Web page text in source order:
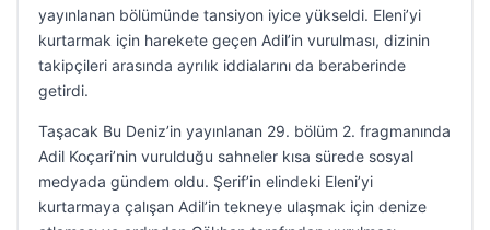
yayınlanan bölümünde tansiyon iyice yükseldi. Eleni’yi
kurtarmak için harekete geçen Adil’in vurulması, dizinin
takipçileri arasında ayrılık iddialarını da beraberinde
getirdi.
Taşacak Bu Deniz’in yayınlanan 29. bölüm 2. fragmanında
Adil Koçari’nin vurulduğu sahneler kısa sürede sosyal
medyada gündem oldu. Şerif’in elindeki Eleni’yi
kurtarmaya çalışan Adil’in tekneye ulaşmak için denize